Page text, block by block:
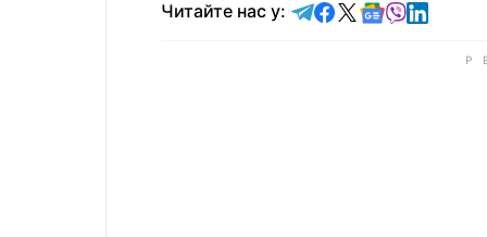
Читайте нас у: Читайте у Telegram
Читайте у
Читайте у X
Читайте у
Читайте